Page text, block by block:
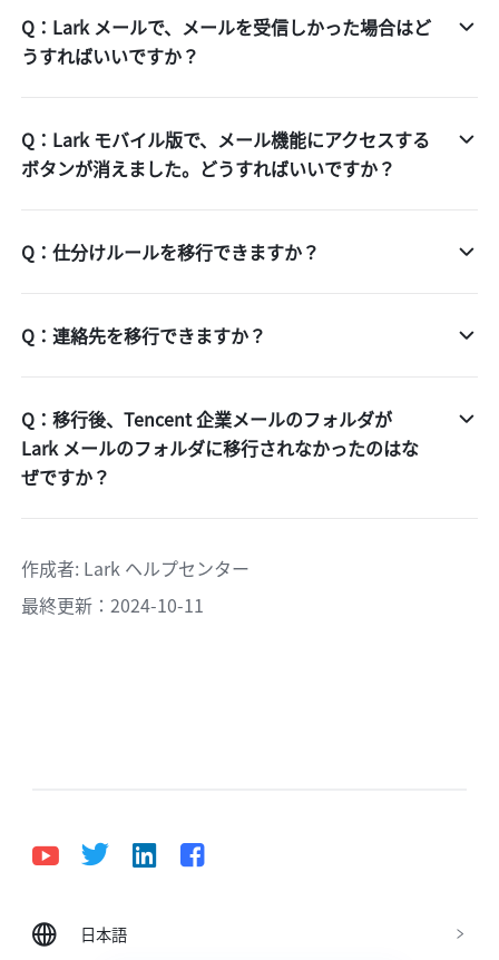
Q：Lark メールで、メールを受信しかった場合はど
うすればいいですか？
Q：Lark モバイル版で、メール機能にアクセスする
ボタンが消えました。どうすればいいですか？
Q：仕分けルールを移行できますか？
Q：連絡先を移行できますか？
Q：移行後、Tencent 企業メールのフォルダが
Lark メールのフォルダに移行されなかったのはな
ぜですか？
作成者: Lark ヘルプセンター
最終更新：2024-10-11
日本語